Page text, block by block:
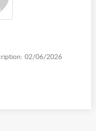
02/06/2026